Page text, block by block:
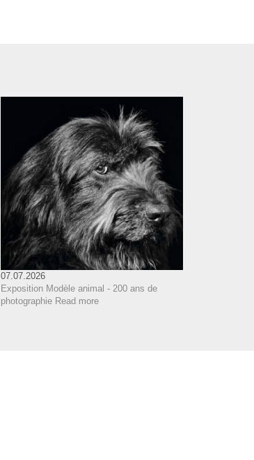
07.07.2026
Exposition Modèle animal - 200 ans de
photographie Read more